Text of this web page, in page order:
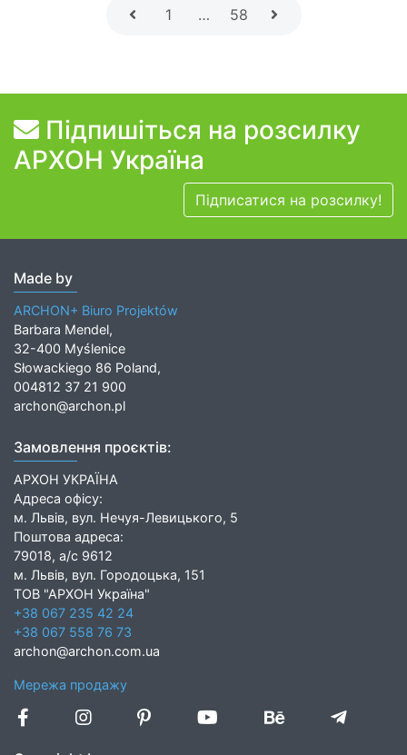
1 … 58
Підпишіться на розсилку
АРХОН Україна
Підписатися на розсилку!
Made by
ARCHON+ Biuro Projektów
Barbara Mendel,
32-400 Myślenice
Słowackiego 86 Poland,
004812 37 21 900
archon@archon.pl
Замовлення проєктів:
АРХОН УКРАЇНА
Адреса офісу:
м. Львів, вул. Нечуя-Левицького, 5
Поштова адреса:
79018, а/с 9612
м. Львів, вул. Городоцька, 151
ТОВ "АРХОН Україна"
+38 067 235 42 24
+38 067 558 76 73
archon@archon.com.ua
Мережа продажу